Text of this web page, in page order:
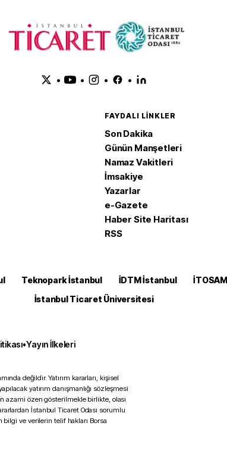
• • • •
FAYDALI LINKLER
Son Dakika
Günün Manşetleri
Namaz Vakitleri
İmsakiye
Yazarlar
e-Gazete
Haber Site Haritası
RSS
Teknopark İstanbul İDTM İstanbul İTOSAM
İstanbul Ticaret Üniversitesi
•Yayın İlkeleri
değildir. Yatırım kararları, kişisel
yatırım danışmanlığı sözleşmesi
azami özen gösterilmekle birlikte, olası
İstanbul Ticaret Odası sorumlu
bilgi ve verilerin telif hakları Borsa